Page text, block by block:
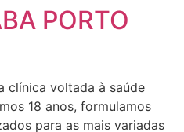
PORTO
clínica voltada à saúde
18 anos, formulamos
para as mais variadas